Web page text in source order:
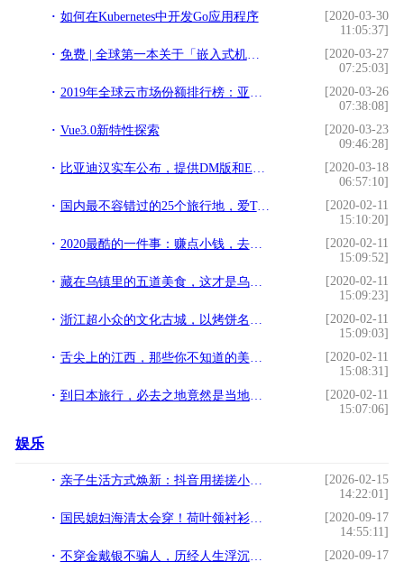
如何在Kubernetes中开发Go应用程序
[2020-03-30
11:05:37]
免费 | 全球第一本关于「嵌入式机器学习」的书籍出版啦
[2020-03-27
07:25:03]
2019年全球云市场份额排行榜：亚马逊第一，阿里云第四
[2020-03-26
07:38:08]
Vue3.0新特性探索
[2020-03-23
09:46:28]
比亚迪汉实车公布，提供DM版和EV版车型可选，特斯拉“危险了”？
[2020-03-18
06:57:10]
国内最不容错过的25个旅行地，爱Ta就带Ta去...
[2020-02-11
15:10:20]
2020最酷的一件事：赚点小钱，去环游世界
[2020-02-11
15:09:52]
藏在乌镇里的五道美食，这才是乌镇特色，没吃过怎么算到过乌镇
[2020-02-11
15:09:23]
浙江超小众的文化古城，以烤饼名扬中国，游客：其实还有更多小吃
[2020-02-11
15:09:03]
舌尖上的江西，那些你不知道的美味，太馋人了
[2020-02-11
15:08:31]
到日本旅行，必去之地竟然是当地的超市！这是为什么？
[2020-02-11
15:07:06]
娱乐
亲子生活方式焕新：抖音用搓搓小手IP开启玩冬新体验
[2026-02-15
14:22:01]
国民媳妇海清太会穿！荷叶领衬衫搭西裤美成焦点，超级精英范！
[2020-09-17
14:55:11]
不穿金戴银不骗人，历经人生浮沉的朴树，故事比歌声更动人
[2020-09-17